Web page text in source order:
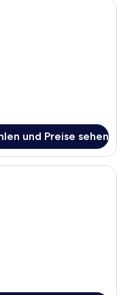
mit zwei Betten,
und Preise sehen
mit zwei Betten,